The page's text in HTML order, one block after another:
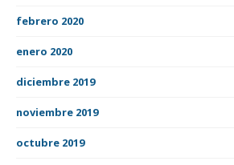
febrero 2020
enero 2020
diciembre 2019
noviembre 2019
octubre 2019